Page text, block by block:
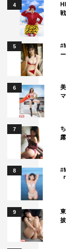
4
5
6
7
8
9